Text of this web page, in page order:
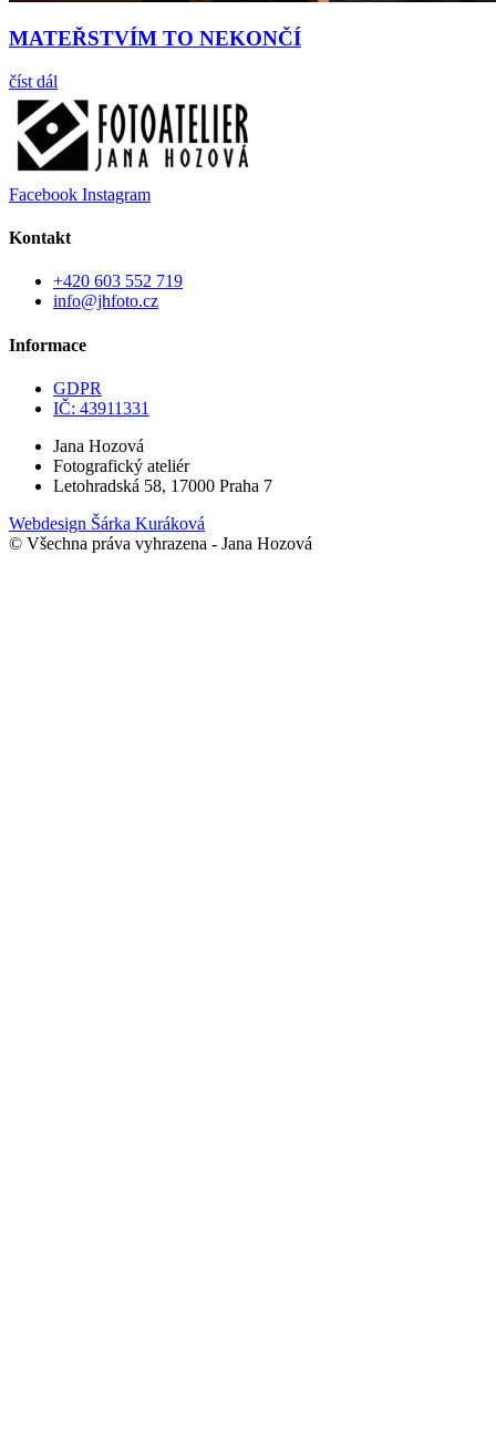
MATEŘSTVÍM TO NEKONČÍ
číst dál
Facebook Instagram
Kontakt
+420 603 552 719
info@jhfoto.cz
Informace
GDPR
IČ: 43911331
Jana Hozová
Fotografický ateliér
Letohradská 58, 17000 Praha 7
Webdesign Šárka Kuráková
© Všechna práva vyhrazena - Jana Hozová